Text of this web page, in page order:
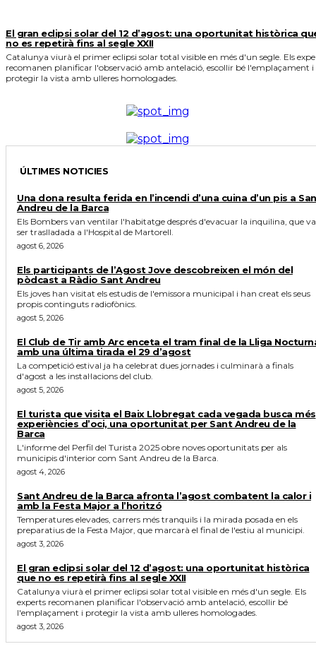
El gran eclipsi solar del 12 d’agost: una oportunitat històrica
no es repetirà fins al segle XXII
Catalunya viurà el primer eclipsi solar total visible en més d'un segle. Els
recomanen planificar l'observació amb antelació, escollir bé l'emplaçament i
protegir la vista amb ulleres homologades.
ÚLTIMES NOTICIES
Una dona resulta ferida en l’incendi d’una cuina d’un pis a
Andreu de la Barca
Els Bombers van ventilar l'habitatge després d'evacuar la inquilina, que va
ser traslladada a l'Hospital de Martorell.
agost 6, 2026
Els participants de l’Agost Jove descobreixen el món del
pòdcast a Ràdio Sant Andreu
Els joves han visitat els estudis de l'emissora municipal i han creat els seus
propis continguts radiofònics.
agost 5, 2026
El Club de Tir amb Arc enceta el tram final de la Lliga
amb una última tirada el 29 d’agost
La competició estival ja ha celebrat dues jornades i culminarà a finals
d'agost a les instal·lacions del club.
agost 5, 2026
El turista que visita el Baix Llobregat cada vegada busca més
experiències d’oci, una oportunitat per Sant Andreu de la
Barca
L'informe del Perfil del Turista 2025 obre noves oportunitats per als
municipis d'interior com Sant Andreu de la Barca.
agost 4, 2026
Sant Andreu de la Barca afronta l’agost combatent la calor i
amb la Festa Major a l’horitzó
Temperatures elevades, carrers més tranquils i la mirada posada en els
preparatius de la Festa Major, que marcarà el final de l'estiu al municipi.
agost 3, 2026
El gran eclipsi solar del 12 d’agost: una oportunitat històrica
que no es repetirà fins al segle XXII
Catalunya viurà el primer eclipsi solar total visible en més d'un segle. Els
experts recomanen planificar l'observació amb antelació, escollir bé
l'emplaçament i protegir la vista amb ulleres homologades.
agost 3, 2026